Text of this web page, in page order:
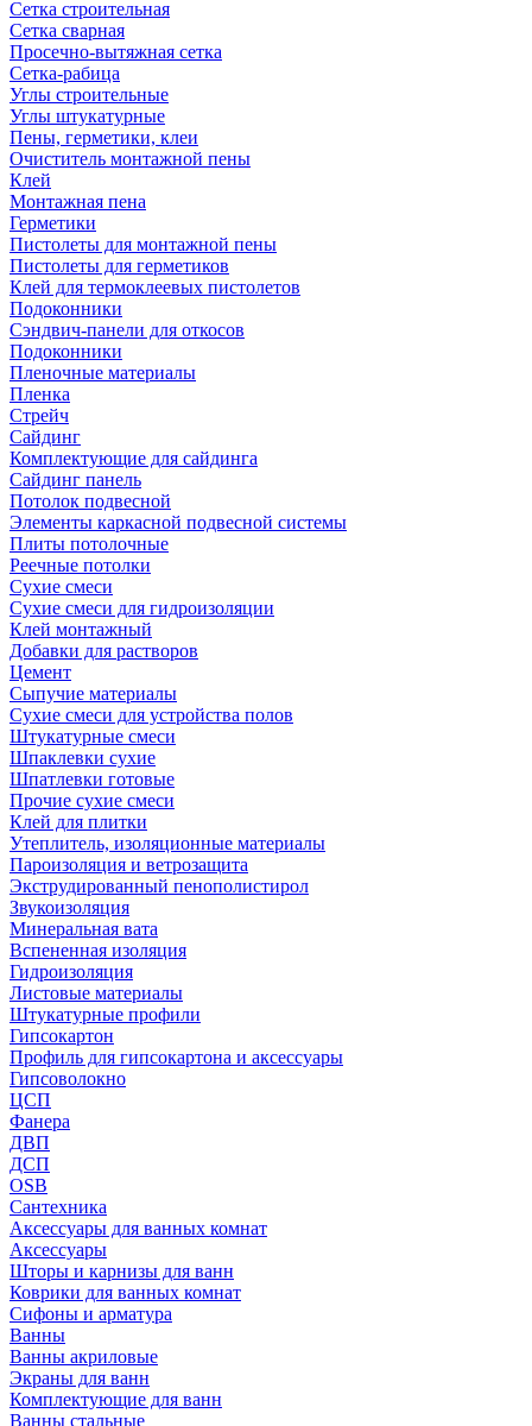
Сетка строительная
Сетка сварная
Просечно-вытяжная сетка
Сетка-рабица
Углы строительные
Углы штукатурные
Пены, герметики, клеи
Очиститель монтажной пены
Клей
Монтажная пена
Герметики
Пистолеты для монтажной пены
Пистолеты для герметиков
Клей для термоклеевых пистолетов
Подоконники
Сэндвич-панели для откосов
Подоконники
Пленочные материалы
Пленка
Стрейч
Сайдинг
Комплектующие для сайдинга
Сайдинг панель
Потолок подвесной
Элементы каркасной подвесной системы
Плиты потолочные
Реечные потолки
Сухие смеси
Сухие смеси для гидроизоляции
Клей монтажный
Добавки для растворов
Цемент
Сыпучие материалы
Сухие смеси для устройства полов
Штукатурные смеси
Шпаклевки сухие
Шпатлевки готовые
Прочие сухие смеси
Клей для плитки
Утеплитель, изоляционные материалы
Пароизоляция и ветрозащита
Экструдированный пенополистирол
Звукоизоляция
Минеральная вата
Вспененная изоляция
Гидроизоляция
Листовые материалы
Штукатурные профили
Гипсокартон
Профиль для гипсокартона и аксессуары
Гипсоволокно
ЦСП
Фанера
ДВП
ДСП
OSB
Сантехника
Аксессуары для ванных комнат
Аксессуары
Шторы и карнизы для ванн
Коврики для ванных комнат
Сифоны и арматура
Ванны
Ванны акриловые
Экраны для ванн
Комплектующие для ванн
Ванны стальные